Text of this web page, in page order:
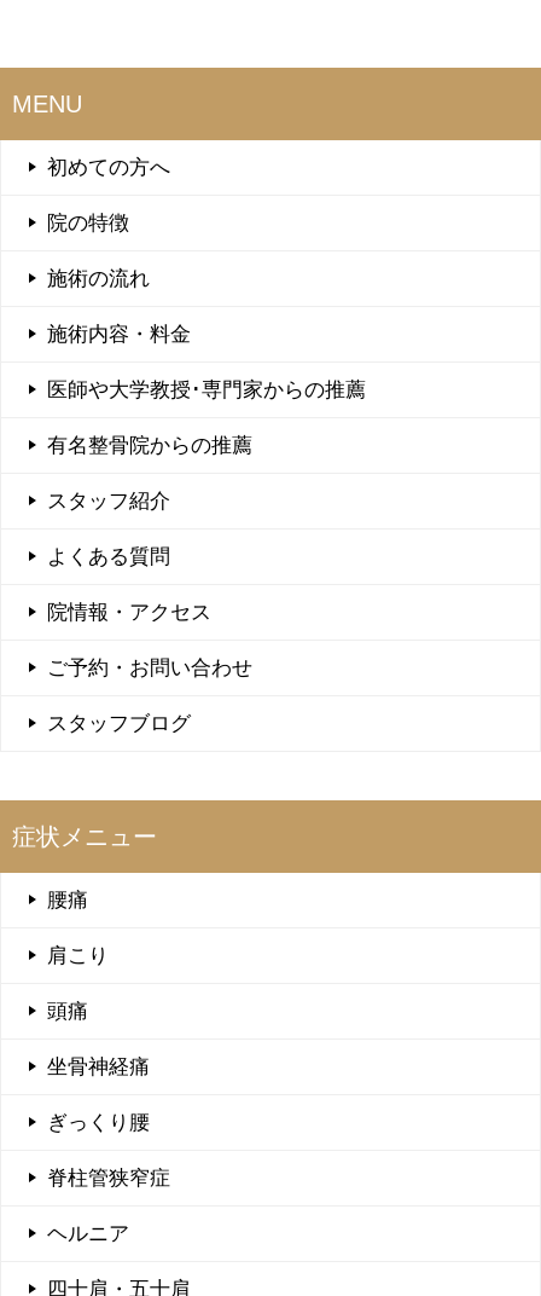
シ
MENU
初めての方へ
院の特徴
施術の流れ
施術内容・料金
医師や大学教授･専門家からの推薦
有名整骨院からの推薦
スタッフ紹介
よくある質問
院情報・アクセス
ご予約・お問い合わせ
スタッフブログ
症状メニュー
腰痛
肩こり
頭痛
坐骨神経痛
ぎっくり腰
脊柱管狭窄症
ヘルニア
四十肩・五十肩